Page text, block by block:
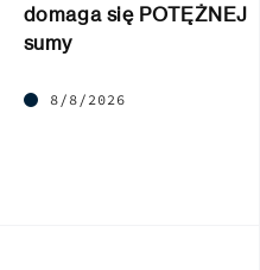
domaga się POTĘŻNEJ
sumy
8/8/2026